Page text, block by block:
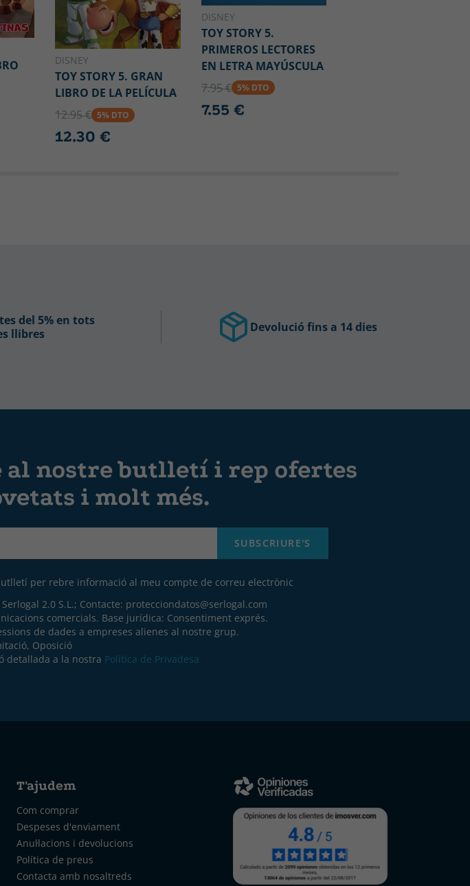
DISNEY
TOY STORY 5. GRAN
LIBRO DE LA PELÍCULA
12.95 € 5% DTO
12.30 €
DISNEY
TOY STORY 5.
PRIMEROS LECTORES
EN LETRA MAYÚSCULA
7.95 € 5% DTO
7.55 €
del 5% en tots
llibres
Devolució fins a 14 dies
al nostre butlletí i rep ofertes
i molt més.
SUBSCRIURE'S
per rebre informació al meu compte de correu electrònic
2.0 S.L.; Contacte: protecciondatos@serlogal.com
comercials. Base jurídica: Consentiment exprés.
de dades a empreses alienes al nostre grup.
Oposició
detallada a la nostra Política de Privadesa
T'ajudem
Com comprar
Despeses d'enviament
Anul·lacions i devolucions
Política de preus
Contacta amb nosaltreds